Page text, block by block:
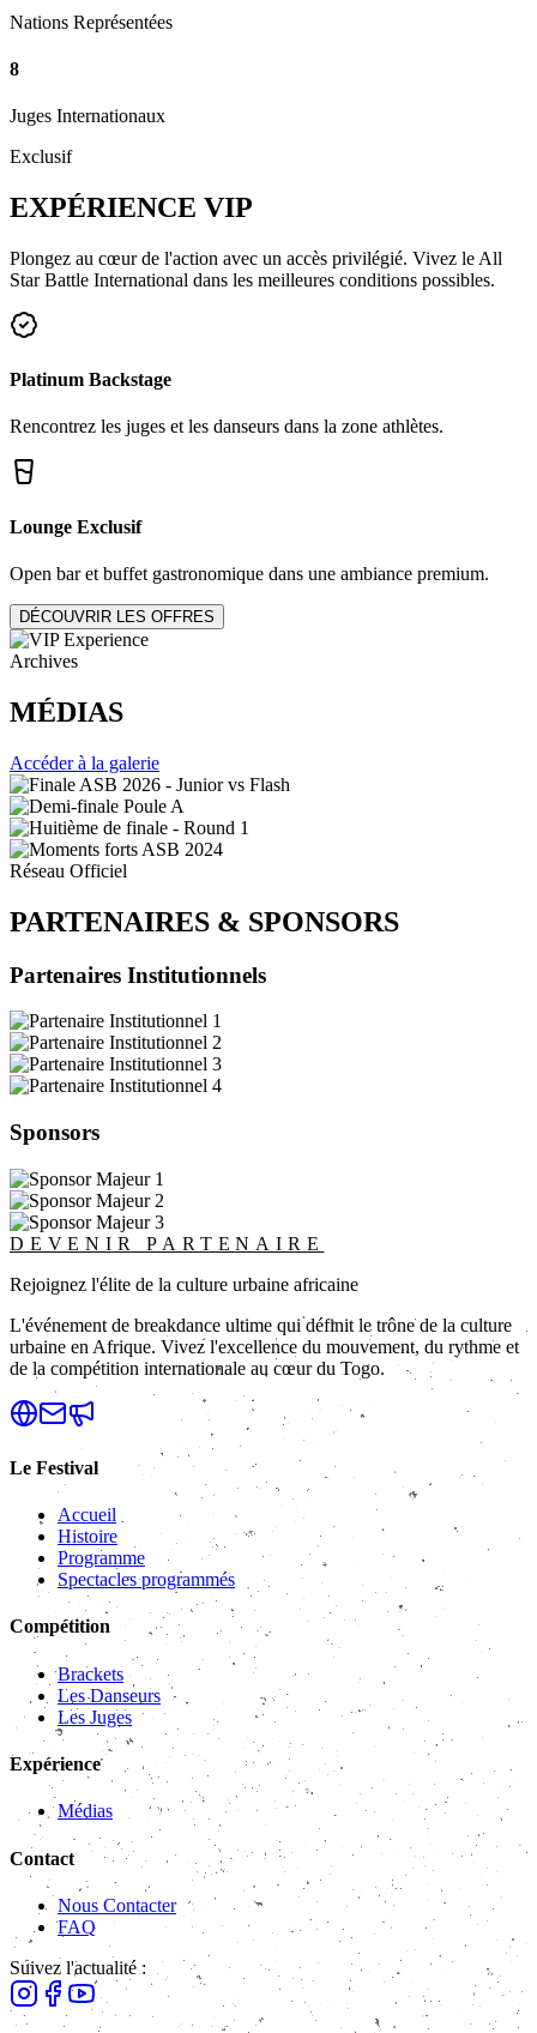
Nations Représentées
8
Juges Internationaux
Exclusif
EXPÉRIENCE VIP
Plongez au cœur de l'action avec un accès privilégié. Vivez le All
Star Battle International dans les meilleures conditions possibles.
Platinum Backstage
Rencontrez les juges et les danseurs dans la zone athlètes.
Lounge Exclusif
Open bar et buffet gastronomique dans une ambiance premium.
DÉCOUVRIR LES OFFRES
Archives
MÉDIAS
Accéder à la galerie
Réseau Officiel
PARTENAIRES & SPONSORS
Partenaires Institutionnels
Sponsors
DEVENIR PARTENAIRE
Rejoignez l'élite de la culture urbaine africaine
L'événement de breakdance ultime qui définit le trône de la culture
urbaine en Afrique. Vivez l'excellence du mouvement, du rythme et
de la compétition internationale au cœur du Togo.
Le Festival
Accueil
Histoire
Programme
Spectacles programmés
Compétition
Brackets
Les Danseurs
Les Juges
Expérience
Médias
Contact
Nous Contacter
FAQ
Suivez l'actualité :